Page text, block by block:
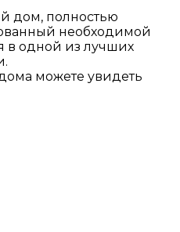
дом, полностью
необходимой
в одной из лучших
можете увидеть